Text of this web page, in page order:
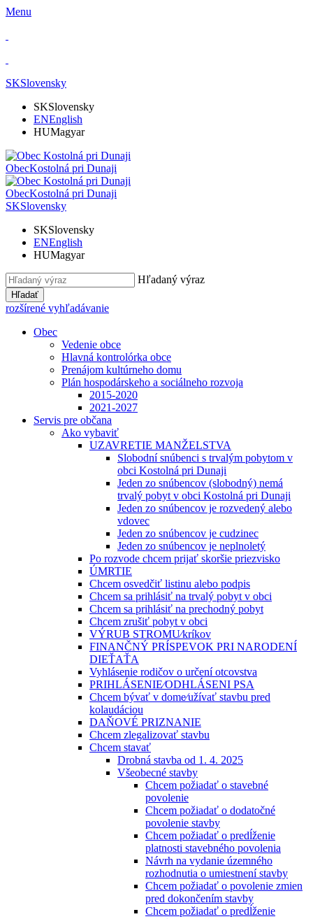
Menu
SKSlovensky
SKSlovensky
ENEnglish
HUMagyar
ObecKostolná pri Dunaji
ObecKostolná pri Dunaji
SKSlovensky
SKSlovensky
ENEnglish
HUMagyar
Hľadaný výraz
Hľadať
rozšírené vyhľadávanie
Obec
Vedenie obce
Hlavná kontrolórka obce
Prenájom kultúrneho domu
Plán hospodárskeho a sociálneho rozvoja
2015-2020
2021-2027
Servis pre občana
Ako vybaviť
UZAVRETIE MANŽELSTVA
Slobodní snúbenci s trvalým pobytom v
obci Kostolná pri Dunaji
Jeden zo snúbencov (slobodný) nemá
trvalý pobyt v obci Kostolná pri Dunaji
Jeden zo snúbencov je rozvedený alebo
vdovec
Jeden zo snúbencov je cudzinec
Jeden zo snúbencov je neplnoletý
Po rozvode chcem prijať skoršie priezvisko
ÚMRTIE
Chcem osvedčiť listinu alebo podpis
Chcem sa prihlásiť na trvalý pobyt v obci
Chcem sa prihlásiť na prechodný pobyt
Chcem zrušiť pobyt v obci
VÝRUB STROMU⁄kríkov
FINANČNÝ PRÍSPEVOK PRI NARODENÍ
DIEŤAŤA
Vyhlásenie rodičov o určení otcovstva
PRIHLÁSENIE⁄ODHLÁSENI PSA
Chcem bývať v dome⁄užívať stavbu pred
kolaudáciou
DAŇOVÉ PRIZNANIE
Chcem zlegalizovať stavbu
Chcem stavať
Drobná stavba od 1. 4. 2025
Všeobecné stavby
Chcem požiadať o stavebné
povolenie
Chcem požiadať o dodatočné
povolenie stavby
Chcem požiadať o predĺženie
platnosti stavebného povolenia
Návrh na vydanie územného
rozhodnutia o umiestnení stavby
Chcem požiadať o povolenie zmien
pred dokončením stavby
Chcem požiadať o predĺženie